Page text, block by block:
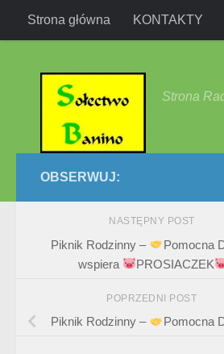
Przejdź do treści
Strona główna KONTAKTY
Strona
OBSERWUJ:
NASTĘPNY POST
Piknik Rodzinny –
Pomocna
wspiera
PROSIACZEK
POPRZEDNI POST
Piknik Rodzinny – Pomocna